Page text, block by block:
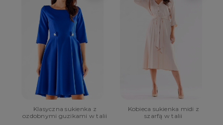
Klasyczna sukienka z
ozdobnymi guzikami w talii
Kobieca sukienka midi z
szarfą w talii